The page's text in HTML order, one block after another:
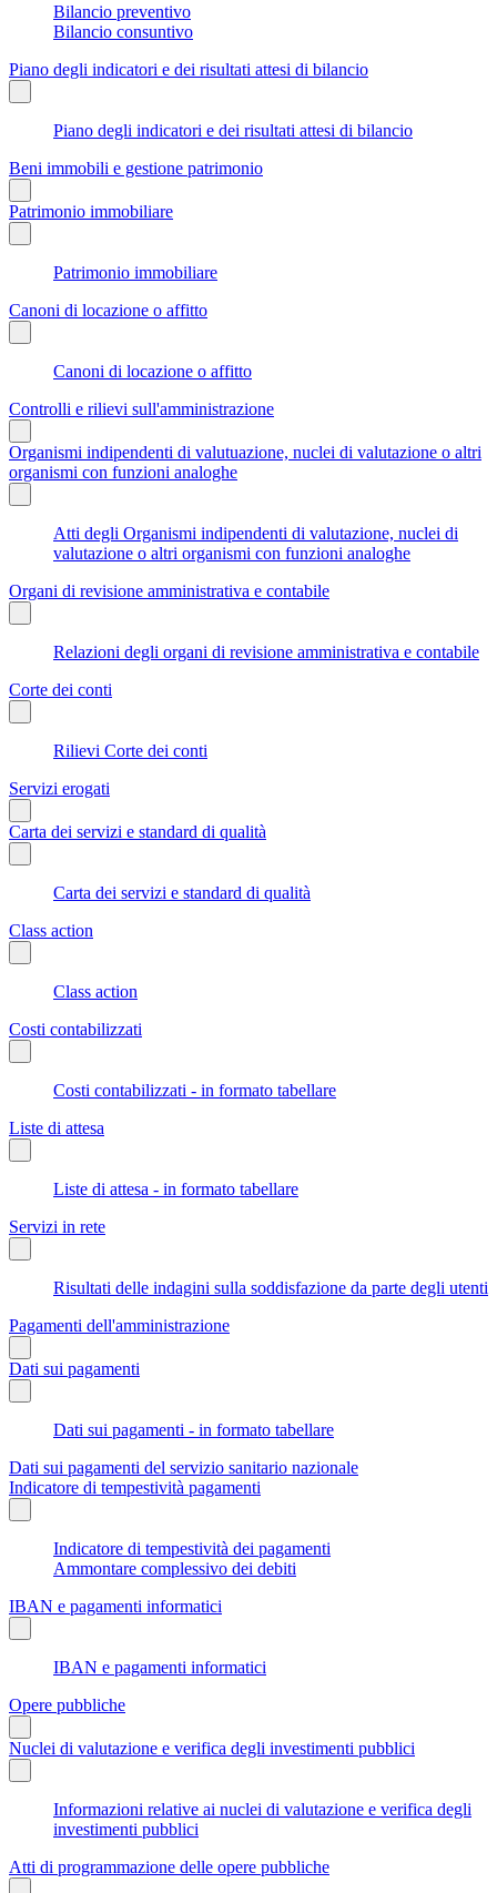
Bilancio preventivo
Bilancio consuntivo
Piano degli indicatori e dei risultati attesi di bilancio
Piano degli indicatori e dei risultati attesi di bilancio
Beni immobili e gestione patrimonio
Patrimonio immobiliare
Patrimonio immobiliare
Canoni di locazione o affitto
Canoni di locazione o affitto
Controlli e rilievi sull'amministrazione
Organismi indipendenti di valutuazione, nuclei di valutazione o altri
organismi con funzioni analoghe
Atti degli Organismi indipendenti di valutazione, nuclei di
valutazione o altri organismi con funzioni analoghe
Organi di revisione amministrativa e contabile
Relazioni degli organi di revisione amministrativa e contabile
Corte dei conti
Rilievi Corte dei conti
Servizi erogati
Carta dei servizi e standard di qualità
Carta dei servizi e standard di qualità
Class action
Class action
Costi contabilizzati
Costi contabilizzati - in formato tabellare
Liste di attesa
Liste di attesa - in formato tabellare
Servizi in rete
Risultati delle indagini sulla soddisfazione da parte degli utenti
Pagamenti dell'amministrazione
Dati sui pagamenti
Dati sui pagamenti - in formato tabellare
Dati sui pagamenti del servizio sanitario nazionale
Indicatore di tempestività pagamenti
Indicatore di tempestività dei pagamenti
Ammontare complessivo dei debiti
IBAN e pagamenti informatici
IBAN e pagamenti informatici
Opere pubbliche
Nuclei di valutazione e verifica degli investimenti pubblici
Informazioni relative ai nuclei di valutazione e verifica degli
investimenti pubblici
Atti di programmazione delle opere pubbliche